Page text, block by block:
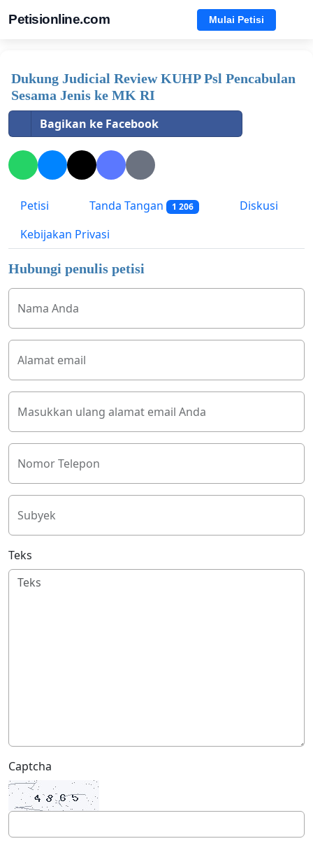
Petisionline.com Mulai Petisi
Dukung Judicial Review KUHP Psl Pencabulan
Sesama Jenis ke MK RI
Bagikan ke Facebook
Petisi Tanda Tangan 1 206
Diskusi
Kebijakan Privasi
Hubungi penulis petisi
Nama Anda
Alamat email
Masukkan ulang alamat email Anda
Nomor Telepon
Subyek
Teks
Captcha